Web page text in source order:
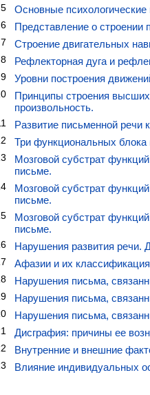
5 Основные
6 Представление о строении
7 Строение двигательных
8 Рефлекторная дуга и
9 Уровни построения
Принципы строения
произвольность.
Развитие письменной речи
Три функциональных блока
Мозговой субстрат
письме.
Мозговой субстрат
письме.
Мозговой субстрат
письме.
Нарушения развития речи.
Афазии и их
Нарушения письма,
Нарушения письма,
Нарушения письма,
Дисграфия: причины ее
Внутренние и внешние
Влияние индивидуальных